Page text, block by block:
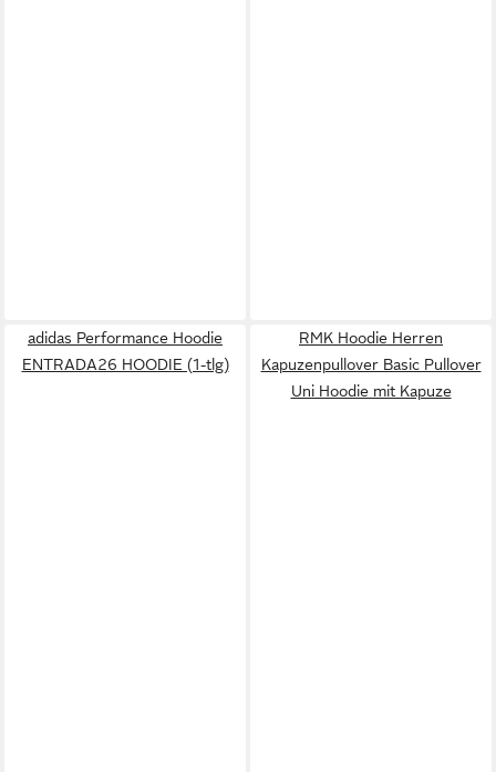
adidas Performance Hoodie
ENTRADA26 HOODIE (1-tlg)
RMK Hoodie Herren
Kapuzenpullover Basic Pullover
Uni Hoodie mit Kapuze